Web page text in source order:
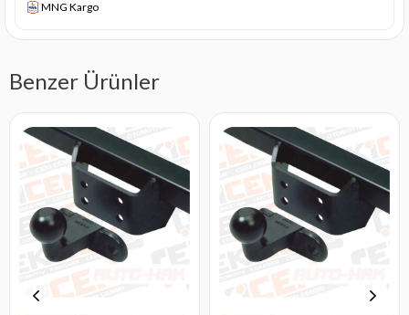
MNG Kargo
Benzer Ürünler